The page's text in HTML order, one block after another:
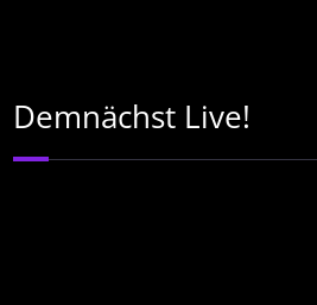
Demnächst Live!